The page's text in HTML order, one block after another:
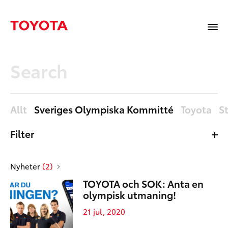
Allt Sveriges Olympiska Kommitté Toyota
Filter
Nyheter
Mediabibliotek
Sidor
Nyheter (2)
TOYOTA och SOK: Anta en
olympisk utmaning!
21 jul, 2020